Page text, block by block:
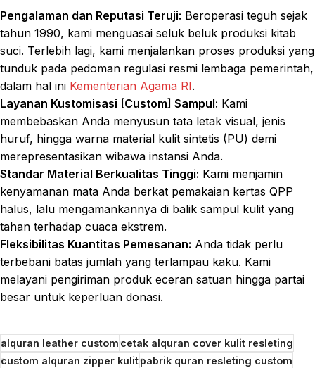
Pengalaman dan Reputasi Teruji: Beroperasi teguh sejak
tahun 1990, kami menguasai seluk beluk produksi kitab
suci. Terlebih lagi, kami menjalankan proses produksi yang
tunduk pada pedoman regulasi resmi lembaga pemerintah,
dalam hal ini Kementerian Agama RI.
Layanan Kustomisasi [Custom] Sampul: Kami
membebaskan Anda menyusun tata letak visual, jenis
huruf, hingga warna material kulit sintetis (PU) demi
merepresentasikan wibawa instansi Anda.
Standar Material Berkualitas Tinggi: Kami menjamin
kenyamanan mata Anda berkat pemakaian kertas QPP
halus, lalu mengamankannya di balik sampul kulit yang
tahan terhadap cuaca ekstrem.
Fleksibilitas Kuantitas Pemesanan: Anda tidak perlu
terbebani batas jumlah yang terlampau kaku. Kami
melayani pengiriman produk eceran satuan hingga partai
besar untuk keperluan donasi.
alquran leather customcetak alquran cover kulit resleting
custom alquran zipper kulitpabrik quran resleting custom